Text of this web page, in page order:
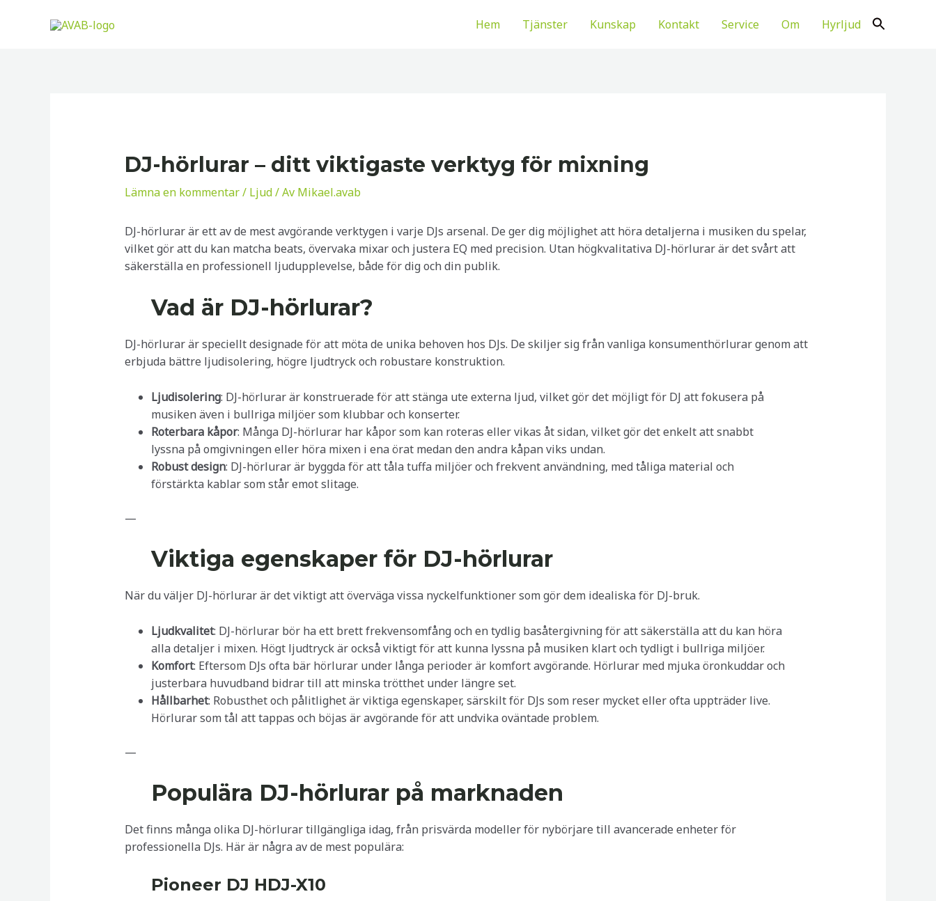
Hem Tjänster Kunskap Kontakt Service Om Hyrljud
DJ-hörlurar – ditt viktigaste verktyg för mixning
Lämna en kommentar/ Ljud/ Av Mikael.avab
DJ-hörlurar är ett av de mest avgörande verktygen i varje DJs arsenal. De ger dig möjlighet att höra detaljerna i musiken du spelar,
vilket gör att du kan matcha beats, övervaka mixar och justera EQ med precision. Utan högkvalitativa DJ-hörlurar är det svårt att
säkerställa en professionell ljudupplevelse, både för dig och din publik.
Vad är DJ-hörlurar?
DJ-hörlurar är speciellt designade för att möta de unika behoven hos DJs. De skiljer sig från vanliga konsumenthörlurar genom att
erbjuda bättre ljudisolering, högre ljudtryck och robustare konstruktion.
Ljudisolering: DJ-hörlurar är konstruerade för att stänga ute externa ljud, vilket gör det möjligt för DJ att fokusera på
musiken även i bullriga miljöer som klubbar och konserter.
Roterbara kåpor: Många DJ-hörlurar har kåpor som kan roteras eller vikas åt sidan, vilket gör det enkelt att snabbt
lyssna på omgivningen eller höra mixen i ena örat medan den andra kåpan viks undan.
Robust design: DJ-hörlurar är byggda för att tåla tuffa miljöer och frekvent användning, med tåliga material och
förstärkta kablar som står emot slitage.
—
Viktiga egenskaper för DJ-hörlurar
När du väljer DJ-hörlurar är det viktigt att överväga vissa nyckelfunktioner som gör dem idealiska för DJ-bruk.
Ljudkvalitet: DJ-hörlurar bör ha ett brett frekvensomfång och en tydlig basåtergivning för att säkerställa att du kan höra
alla detaljer i mixen. Högt ljudtryck är också viktigt för att kunna lyssna på musiken klart och tydligt i bullriga miljöer.
Komfort: Eftersom DJs ofta bär hörlurar under långa perioder är komfort avgörande. Hörlurar med mjuka öronkuddar och
justerbara huvudband bidrar till att minska trötthet under längre set.
Hållbarhet: Robusthet och pålitlighet är viktiga egenskaper, särskilt för DJs som reser mycket eller ofta uppträder live.
Hörlurar som tål att tappas och böjas är avgörande för att undvika oväntade problem.
—
Populära DJ-hörlurar på marknaden
Det finns många olika DJ-hörlurar tillgängliga idag, från prisvärda modeller för nybörjare till avancerade enheter för
professionella DJs. Här är några av de mest populära:
Pioneer DJ HDJ-X10